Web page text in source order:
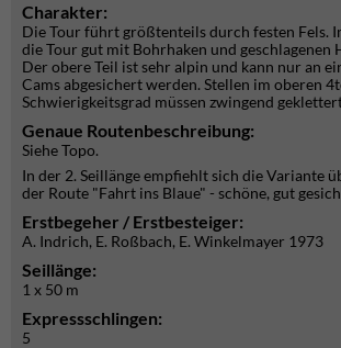
Charakter:
Die Tour führt größtenteils durch festen Fels.
die Tour gut mit Bohrhaken und geschlagenen
Der obere Teil ist sehr alpin und kann nur an
Cams abgesichert werden. Stellen im oberen
Schwierigkeitsgrad müssen zwingend
Genaue Routenbeschreibung:
Siehe Topo.
In der 2. Seillänge empfiehlt sich die Variante
der Route "Fahrt ins Blaue" - schöne, gut
Erstbegeher / Erstbesteiger:
A. Indrich, E. Roßbach, E. Winkelmayer 1973
Seillänge:
1 x 50 m
Expressschlingen:
5